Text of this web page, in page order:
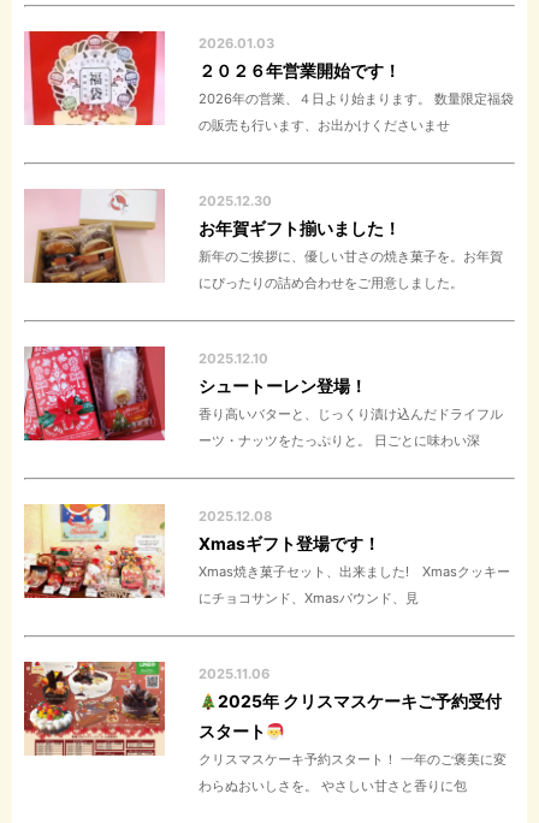
2026.01.03
２０２６年営業開始です！
2026年の営業、４日より始まります。 数量限定福袋
の販売も行います、お出かけくださいませ
2025.12.30
お年賀ギフト揃いました！
新年のご挨拶に、優しい甘さの焼き菓子を。お年賀
にぴったりの詰め合わせをご用意しました。
2025.12.10
シュートーレン登場！
香り高いバターと、じっくり漬け込んだドライフル
ーツ・ナッツをたっぷりと。 日ごとに味わい深
2025.12.08
Xmasギフト登場です！
Xmas焼き菓子セット、出来ました! Xmasクッキー
にチョコサンド、Xmasパウンド、見
2025.11.06
2025年 クリスマスケーキご予約受付
スタート
クリスマスケーキ予約スタート！ 一年のご褒美に変
わらぬおいしさを。 やさしい甘さと香りに包